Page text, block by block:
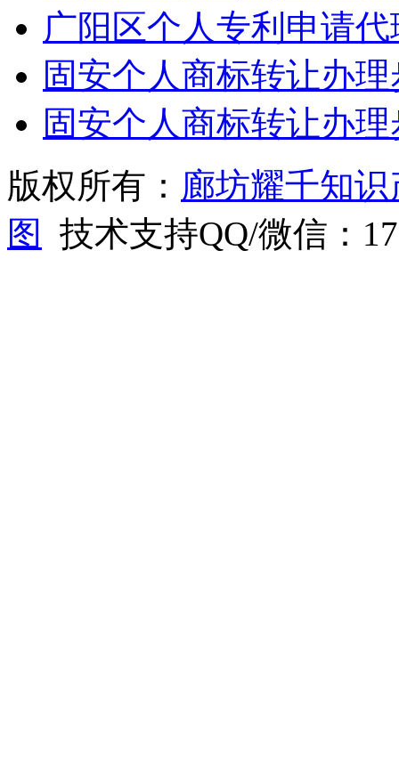
广阳区个人专利申请
固安个人商标转让办
固安个人商标转让办
版权所有： 廊坊耀千知
图
技术支持QQ/微信：